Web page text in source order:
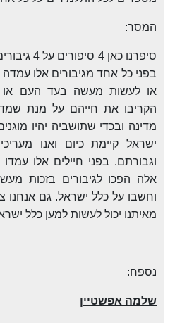
המסר:
סיפרנו
בפני כל אחד מגיבורים אלו
או לעשות מעשה בעד העם או
הקריבו את חייהם על מנת
מדינה ובכדי שתושביה יהיו
ישראל קיימת כיום ואנו
וגבורתם. בפני חיילים אלו
אלה הפכו לגיבורים בזכות
וחשבו על כלל ישראל. גם
מאיתנו יכול לעשות למען כלל
נספח:
שלמה אפשטיין